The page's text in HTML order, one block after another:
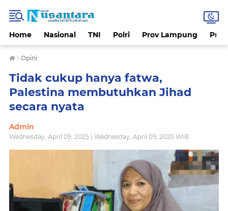
Home Nasional TNI Polri Prov Lampung
› Opini
Tidak cukup hanya fatwa,
Palestina membutuhkan Jihad
secara nyata
Admin
Wednesday, April 09, 2025 | Wednesday, April 09, 2025 WIB